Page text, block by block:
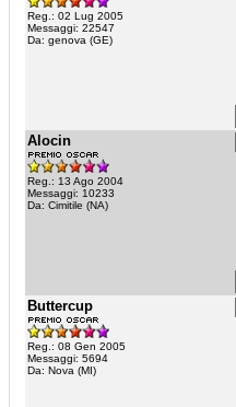
Reg.: 02 Lug 2005
Messaggi: 22547
Da: genova (GE)
Alocin
Reg.: 13 Ago 2004
Messaggi: 10233
Da: Cimitile (NA)
Buttercup
Reg.: 08 Gen 2005
Messaggi: 5694
Da: Nova (MI)